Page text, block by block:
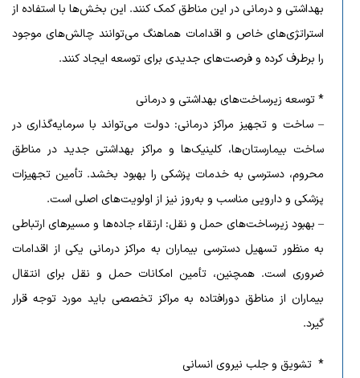
بهداشتی و درمانی در این مناطق کمک کنند. این بخش‌ها با استفاده از
استراتژی‌های خاص و اقدامات هماهنگ می‌توانند چالش‌های موجود
را برطرف کرده و فرصت‌های جدیدی برای توسعه ایجاد کنند.
* توسعه زیرساخت‌های بهداشتی و درمانی
– ساخت و تجهیز مراکز درمانی: دولت می‌تواند با سرمایه‌گذاری در
ساخت بیمارستان‌ها، کلینیک‌ها و مراکز بهداشتی جدید در مناطق
محروم، دسترسی به خدمات پزشکی را بهبود بخشد. تأمین تجهیزات
پزشکی و دارویی مناسب و به‌روز نیز از اولویت‌های اصلی است.
– بهبود زیرساخت‌های حمل و نقل: ارتقاء جاده‌ها و مسیرهای ارتباطی
به منظور تسهیل دسترسی بیماران به مراکز درمانی یکی از اقدامات
ضروری است. همچنین، تأمین امکانات حمل و نقل برای انتقال
بیماران از مناطق دورافتاده به مراکز تخصصی باید مورد توجه قرار
گیرد.
* تشویق و جلب نیروی انسانی